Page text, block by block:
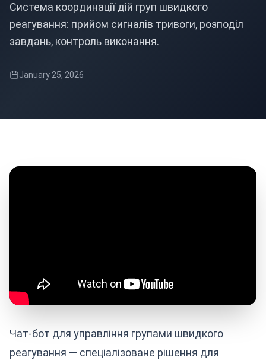
Система координації дій груп швидкого
реагування: прийом сигналів тривоги, розподіл
завдань, контроль виконання.
January 25, 2026
Чат-бот для управління групами швидкого
реагування — спеціалізоване рішення для